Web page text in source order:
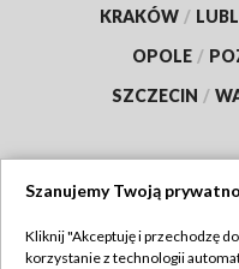
KRAKÓW /
OPOLE /
SZCZECIN /
Szanujemy Twoją
Kliknij "Akceptuję i przechodzę
korzystanie z technologii